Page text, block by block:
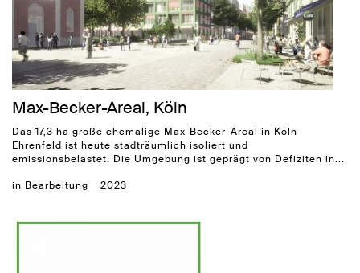
Max-Becker-Areal, Köln
Das 17,3 ha große ehemalige Max-Becker-Areal in Köln-
Ehrenfeld ist heute stadträumlich isoliert und
emissionsbelastet. Die Umgebung ist geprägt von Defiziten in...
in Bearbeitung 2023